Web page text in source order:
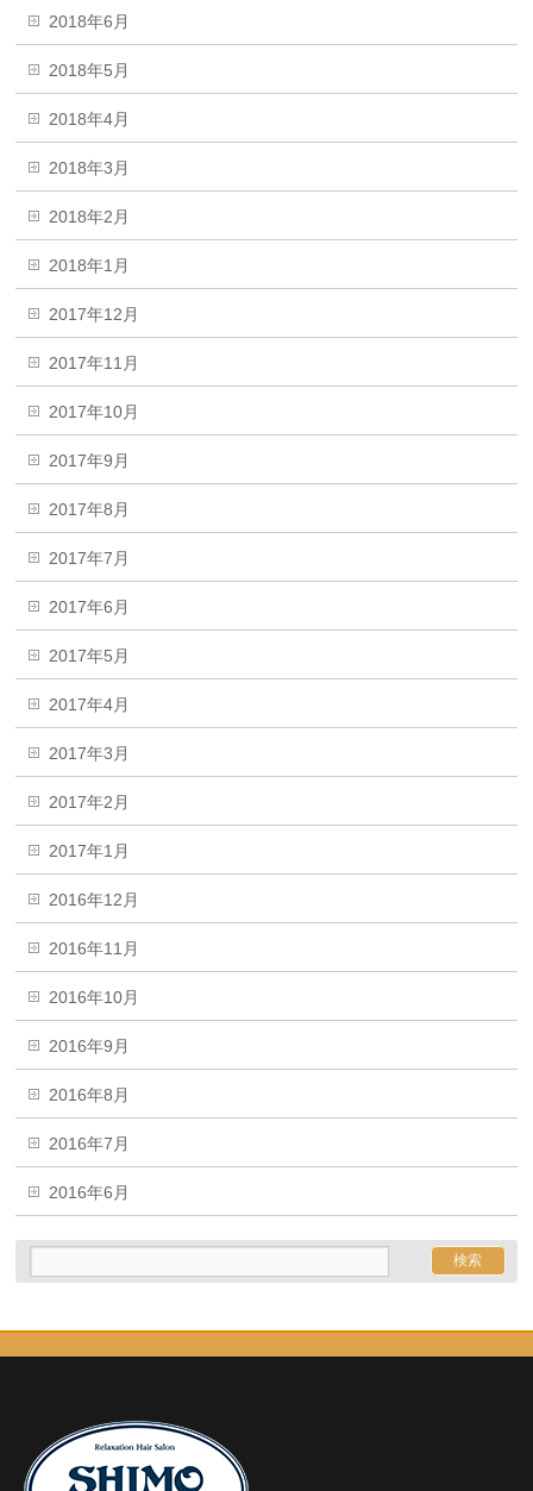
2018年6月
2018年5月
2018年4月
2018年3月
2018年2月
2018年1月
2017年12月
2017年11月
2017年10月
2017年9月
2017年8月
2017年7月
2017年6月
2017年5月
2017年4月
2017年3月
2017年2月
2017年1月
2016年12月
2016年11月
2016年10月
2016年9月
2016年8月
2016年7月
2016年6月